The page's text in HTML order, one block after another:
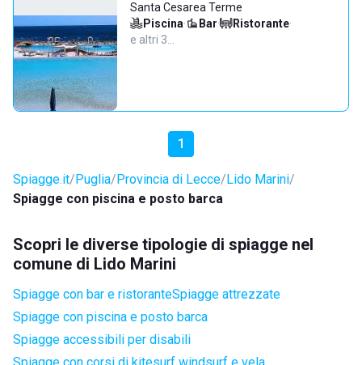
Santa Cesarea Terme
Piscina· Bar· Ristorante·
e altri 3…
1
Spiagge.it Puglia Provincia di Lecce Lido Marini
Spiagge con piscina e posto barca
Scopri le diverse tipologie di spiagge nel
comune di Lido Marini
Spiagge con bar e ristoranteSpiagge attrezzate
Spiagge con piscina e posto barca
Spiagge accessibili per disabili